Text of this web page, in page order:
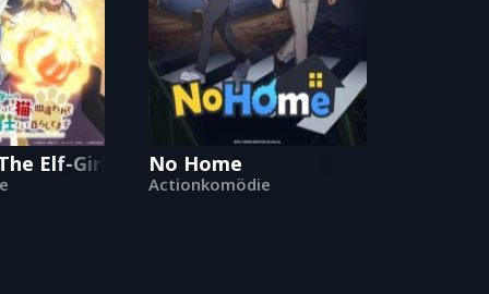
Elf-Girl's Cat is Secretly an S-Ranked Monster!
No Home
Actionkomödie